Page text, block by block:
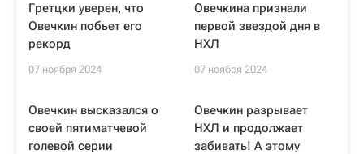
Гретцки уверен, что
Овечкин побьет его
рекорд
07 ноября 2024
Овечкина признали
первой звездой дня в
НХЛ
07 ноября 2024
Овечкин высказался о
своей пятиматчевой
голевой серии
Овечкин разрывает
НХЛ и продолжает
забивать! А этому